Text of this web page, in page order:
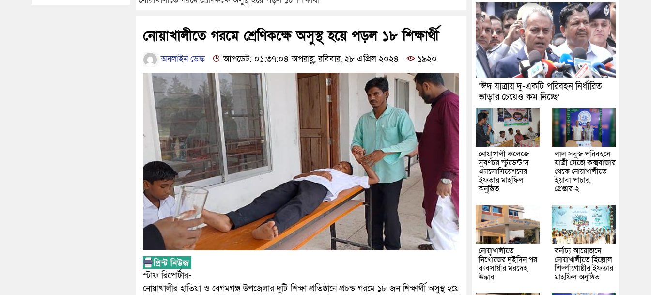
নোয়াখালীতে গরমে শ্রেণিকক্ষে অসুস্থ হয়ে পড়ল ১৮ শিক্ষার্থী
অনলাইন ডেস্ক আপডেট: ০১:৩৭:০৪ অপরাহ্ণ, রবিবার, ২৮ এপ্রিল ২০২৪ ১৯২০
স্টাফ রিপোর্টার-
নোয়াখালীর হাতিয়া ও বেগমগঞ্জ উপজেলার দুটি শিক্ষা প্রতিষ্ঠানে প্রচন্ড গরমে ১৮ জন শিক্ষার্থী অসুস্থ হয়ে
‘ঈদ যাত্রায় দু-একটি পরিবহন নির্ধারিত
ভাড়ার চেয়েও কম নিচ্ছে’
নোয়াখালী কলেজে
সুবর্ণচর স্টুডেন্ট’স
এ্যাসোসিয়েশনের
ইফতার মাহফিল
অনুষ্ঠিত
লাল সবুজ পরিবহনে
যাত্রী সেজে কক্সবাজার
থেকে নোয়াখালীতে
ইয়াবা পাচার,
গ্রেপ্তার-২
নোয়াখালীতে
নিখোঁজের দুইদিন পর
ব্যবসায়ীর মরদেহ
উদ্ধার
বর্নাঢ্য আয়োজনে
নোয়াখালীতে হিল্লোল
শিল্পীগোষ্ঠীর ইফতার
মাহফিল অনুষ্ঠিত